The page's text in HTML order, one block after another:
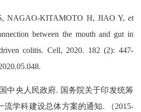
NAGAO-KITAMOTO H, JIAO Y, et
between the mouth and gut in
colitis. Cell, 2020. 182 (2): 447-
中央人民政府. 国务院关于印发统筹
流学科建设总体方案的通知. （2015-